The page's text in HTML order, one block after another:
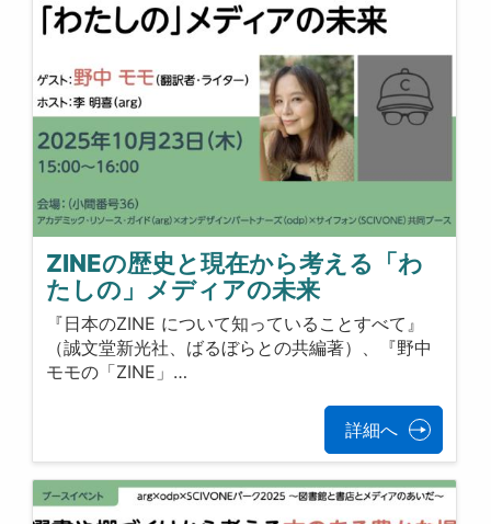
ZINEの歴史と現在から考える「わ
たしの」メディアの未来
『日本のZINE について知っていることすべて』
（誠文堂新光社、ばるぼらとの共編著）、『野中
モモの「ZINE」…
詳細へ